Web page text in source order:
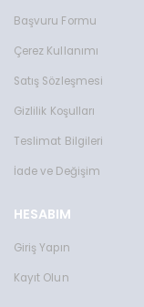
Başvuru Formu
Çerez Kullanımı
Satış Sözleşmesi
Gizlilik Koşulları
Teslimat Bilgileri
İade ve Değişim
HESABIM
Giriş Yapın
Kayıt Olun